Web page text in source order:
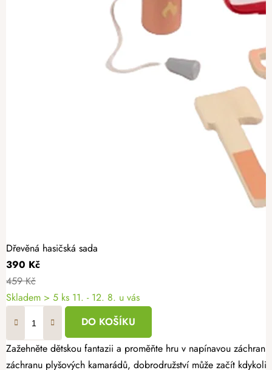
Dřevěná hasičská sada
390 Kč
459 Kč
Skladem > 5 ks 11. - 12. 8. u vás
DO KOŠÍKU
Zažehněte dětskou fantazii a proměňte hru v napínavou
záchranu plyšových kamarádů, dobrodružství může začít